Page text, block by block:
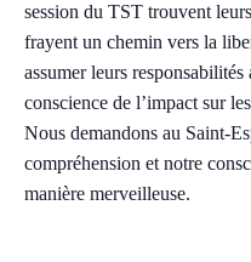
session du TST trouvent
frayent un chemin vers la
assumer leurs responsabilités
conscience de l’impact sur
Nous demandons au Saint-
compréhension et notre
manière merveilleuse.